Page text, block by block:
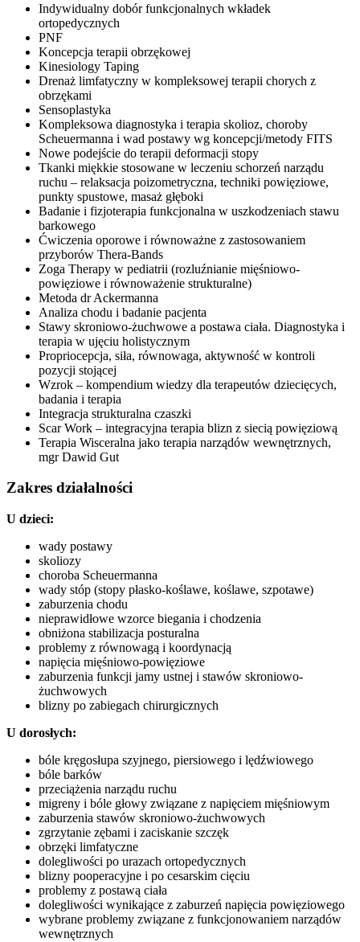
Indywidualny dobór funkcjonalnych wkładek
ortopedycznych
PNF
Koncepcja terapii obrzękowej
Kinesiology Taping
Drenaż limfatyczny w kompleksowej terapii chorych z
obrzękami
Sensoplastyka
Kompleksowa diagnostyka i terapia skolioz, choroby
Scheuermanna i wad postawy wg koncepcji/metody FITS
Nowe podejście do terapii deformacji stopy
Tkanki miękkie stosowane w leczeniu schorzeń narządu
ruchu – relaksacja poizometryczna, techniki powięziowe,
punkty spustowe, masaż głęboki
Badanie i fizjoterapia funkcjonalna w uszkodzeniach stawu
barkowego
Ćwiczenia oporowe i równoważne z zastosowaniem
przyborów Thera-Bands
Zoga Therapy w pediatrii (rozluźnianie mięśniowo-
powięziowe i równoważenie strukturalne)
Metoda dr Ackermanna
Analiza chodu i badanie pacjenta
Stawy skroniowo-żuchwowe a postawa ciała. Diagnostyka i
terapia w ujęciu holistycznym
Propriocepcja, siła, równowaga, aktywność w kontroli
pozycji stojącej
Wzrok – kompendium wiedzy dla terapeutów dziecięcych,
badania i terapia
Integracja strukturalna czaszki
Scar Work – integracyjna terapia blizn z siecią powięziową
Terapia Wisceralna jako terapia narządów wewnętrznych,
mgr Dawid Gut
Zakres działalności
U dzieci:
wady postawy
skoliozy
choroba Scheuermanna
wady stóp (stopy płasko-koślawe, koślawe, szpotawe)
zaburzenia chodu
nieprawidłowe wzorce biegania i chodzenia
obniżona stabilizacja posturalna
problemy z równowagą i koordynacją
napięcia mięśniowo-powięziowe
zaburzenia funkcji jamy ustnej i stawów skroniowo-
żuchwowych
blizny po zabiegach chirurgicznych
U dorosłych:
bóle kręgosłupa szyjnego, piersiowego i lędźwiowego
bóle barków
przeciążenia narządu ruchu
migreny i bóle głowy związane z napięciem mięśniowym
zaburzenia stawów skroniowo-żuchwowych
zgrzytanie zębami i zaciskanie szczęk
obrzęki limfatyczne
dolegliwości po urazach ortopedycznych
blizny pooperacyjne i po cesarskim cięciu
problemy z postawą ciała
dolegliwości wynikające z zaburzeń napięcia powięziowego
wybrane problemy związane z funkcjonowaniem narządów
wewnętrznych